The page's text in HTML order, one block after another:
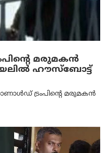
മരുമകൻ
ഹൗസ്ബോട്ട്
ട്രംപിന്റെ മരുമകൻ